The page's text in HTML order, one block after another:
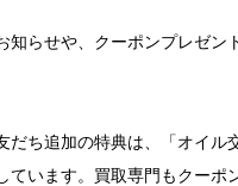
知らせや、クーポンプレゼン
だち追加の特典は、「オイル
ています。買取専門もクーポ